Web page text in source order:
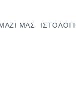
ΜΑΣ